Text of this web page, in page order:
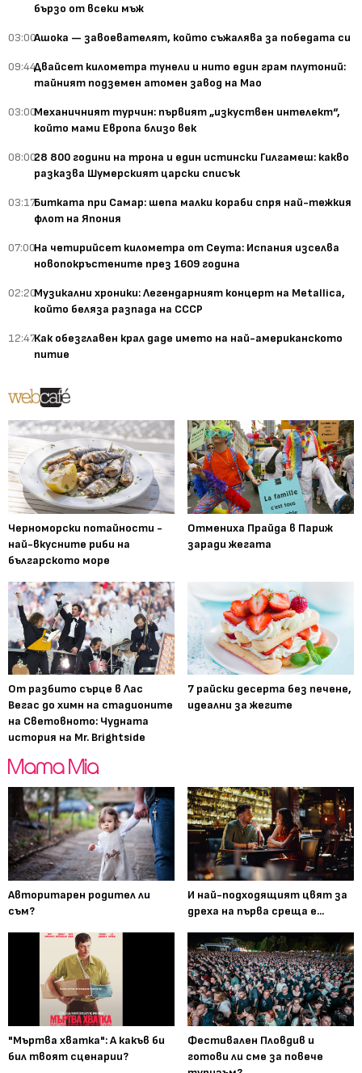
бързо от всеки мъж
03:00Ашока — завоевателят, който съжалява за победата си
09:44Двайсет километра тунели и нито един грам плутоний:
тайният подземен атомен завод на Мао
03:00Механичният турчин: първият „изкуствен интелект“,
който мами Европа близо век
08:0028 800 години на трона и един истински Гилгамеш: какво
разказва Шумерският царски списък
03:17Битката при Самар: шепа малки кораби спря най-тежкия
флот на Япония
07:00На четирийсет километра от Сеута: Испания изселва
новопокръстените през 1609 година
02:20Музикални хроники: Легендарният концерт на Metallica,
който беляза разпада на СССР
12:47Как обезглавен крал даде името на най-американското
питие
Черноморски потайности -
най-вкусните риби на
българското море
Отмениха Прайда в Париж
заради жегата
От разбито сърце в Лас
Вегас до химн на стадионите
на Световното: Чудната
история на Mr. Brightside
7 райски десерта без печене,
идеални за жегите
Авторитарен родител ли
съм?
И най-подходящият цвят за
дреха на първа среща е...
"Мъртва хватка": А какъв би
бил твоят сценарии?
Фестивален Пловдив и
готови ли сме за повече